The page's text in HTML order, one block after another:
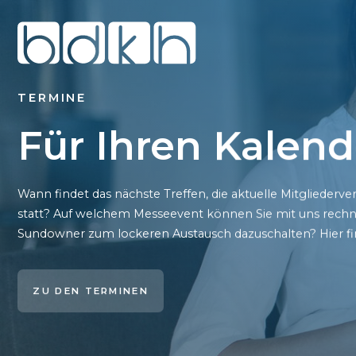
TERMINE
Für Ihren
Wann findet das nächste Treffen, die aktuelle
statt? Auf welchem Messeevent können Sie mit uns
Sundowner zum lockeren Austausch dazuschalten? Hier
ZU DEN TERMINEN